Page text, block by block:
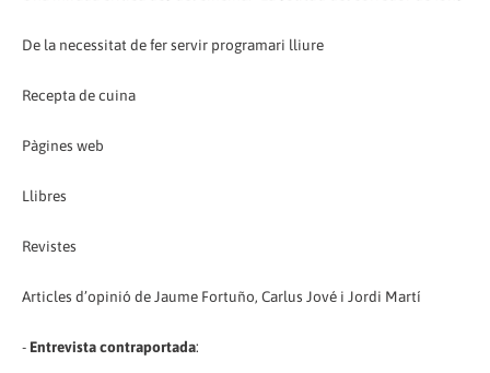
De la necessitat de fer servir programari lliure
Recepta de cuina
Pàgines web
Llibres
Revistes
Articles d’opinió de Jaume Fortuño, Carlus Jové i Jordi Martí
- Entrevista contraportada: